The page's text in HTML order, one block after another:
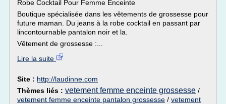
Robe Cocktail Pour Femme Enceinte
Boutique spécialisée dans les vêtements de grossesse pour
future maman. Du jeans à la robe cocktail en passant par
lincontournable pantalon noir et la.
Vêtement de grossesse :...
Lire la suite
Site : http://laudinne.com
Thèmes liés : vetement femme enceinte grossesse /
vetement femme enceinte pantalon grossesse / vetement